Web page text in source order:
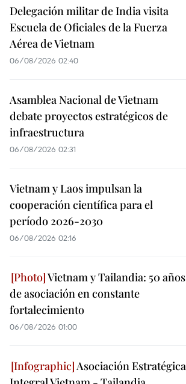
Delegación militar de India visita
Escuela de Oficiales de la Fuerza
Aérea de Vietnam
06/08/2026 02:40
Asamblea Nacional de Vietnam
debate proyectos estratégicos de
infraestructura
06/08/2026 02:31
Vietnam y Laos impulsan la
cooperación científica para el
período 2026-2030
06/08/2026 02:16
Vietnam y Tailandia: 50 años
de asociación en constante
fortalecimiento
06/08/2026 01:00
Asociación Estratégica